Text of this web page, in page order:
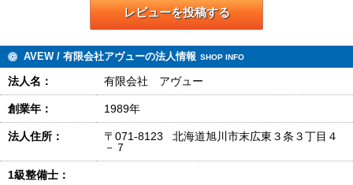
レビューを投稿する
AVEW / 有限会社アヴューの法人情報 SHOP INFO
法人名： 有限会社 アヴュー
創業年： 1989年
法人住所：
〒071-8123 北海道旭川市末広東３条３丁目４
－７
1級整備士：